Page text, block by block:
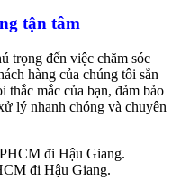
tận tâm
trọng đến việc chăm sóc
hàng của chúng tôi sẵn
thắc mắc của bạn, đảm bảo
lý nhanh chóng và chuyên
đi Hậu Giang.